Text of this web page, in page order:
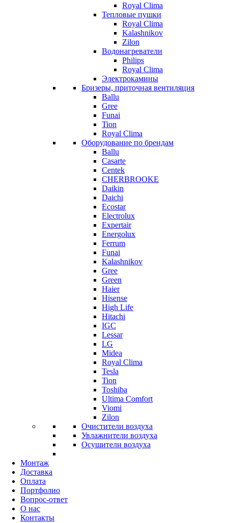
Royal Clima
Тепловые пушки
Royal Clima
Kalashnikov
Zilon
Водонагреватели
Philips
Royal Clima
Электрокамины
Бризеры, приточная вентиляция
Ballu
Gree
Funai
Tion
Royal Clima
Оборудование по брендам
Ballu
Casarte
Centek
CHERBROOKE
Daikin
Daichi
Ecostar
Electrolux
Expertair
Energolux
Ferrum
Funai
Kalashnikov
Gree
Grеen
Haier
Hisense
High Life
Hitachi
IGC
Lessar
LG
Midea
Royal Clima
Tesla
Tion
Toshiba
Ultima Comfort
Viomi
Zilon
Очистители воздуха
Увлажнители воздуха
Осушители воздуха
Монтаж
Доставка
Оплата
Портфолио
Вопрос-ответ
О нас
Контакты